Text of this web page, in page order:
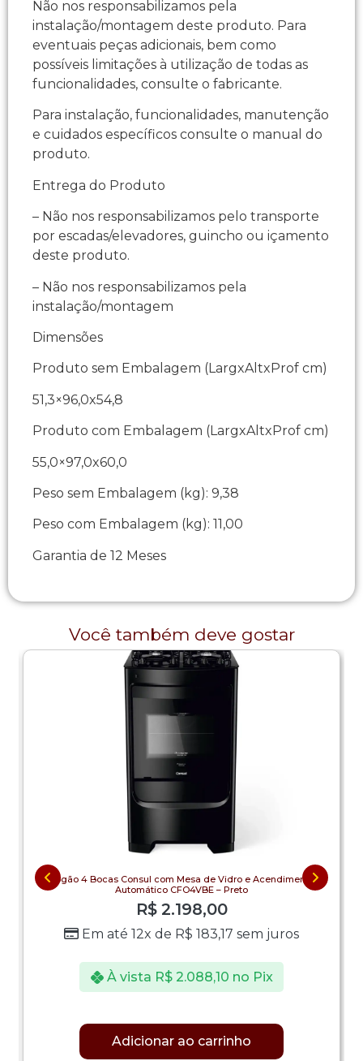
Não nos responsabilizamos pela
instalação/montagem deste produto. Para
eventuais peças adicionais, bem como
possíveis limitações à utilização de todas as
funcionalidades, consulte o fabricante.
Para instalação, funcionalidades, manutenção
e cuidados específicos consulte o manual do
produto.
Entrega do Produto
– Não nos responsabilizamos pelo transporte
por escadas/elevadores, guincho ou içamento
deste produto.
– Não nos responsabilizamos pela
instalação/montagem
Dimensões
Produto sem Embalagem (LargxAltxProf cm)
51,3×96,0x54,8
Produto com Embalagem (LargxAltxProf cm)
55,0×97,0x60,0
Peso sem Embalagem (kg): 9,38
Peso com Embalagem (kg): 11,00
Garantia de 12 Meses
Você também deve gostar
Fogão 4 Bocas Consul com Mesa de Vidro e Acendimento
Automático CFO4VBE – Preto
R$2.198,00
Em até 12x de R$ 183,17 sem juros
À vista R$2.088,10 no Pix
Adicionar ao carrinho